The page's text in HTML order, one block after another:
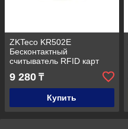
ZKTeco KR502E
Бесконтактный
считыватель RFID карт
EM-Marine, с
кодонаборной панелью
9 280 ₸
Купить